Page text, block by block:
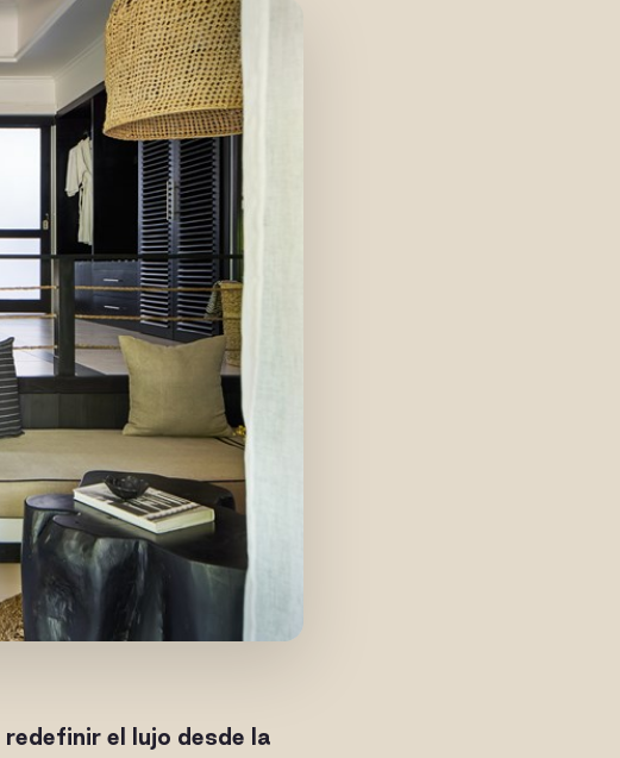
redefinir el lujo desde la